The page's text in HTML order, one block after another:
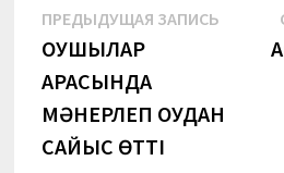
Навигация
по
записям
ПРЕДЫДУЩАЯ ЗАПИСЬ
запись:
ОҚУШЫЛАР
АРАСЫНДА
МӘНЕРЛЕП ОҚУДАН
САЙЫС ӨТТІ